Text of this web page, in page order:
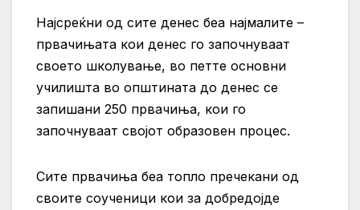
Најсреќни од сите денес беа најмалите –
првачињата кои денес го започнуваат
своето школување, во петте основни
училишта во општината до денес се
запишани 250 првачиња, кои го
започнуваат својот образовен процес.
Сите првачиња беа топло пречекани од
своите соученици кои за добредојде